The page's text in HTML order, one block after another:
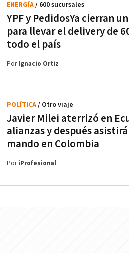
YPF y PedidosYa cierran
para llevar el delivery de
todo el país
ENERGÍA/ 600 sucursales
PorIgnacio Ortiz
Javier Milei aterrizó en
alianzas y después
mando en Colombia
POLÍTICA/ Otro viaje
PoriProfesional